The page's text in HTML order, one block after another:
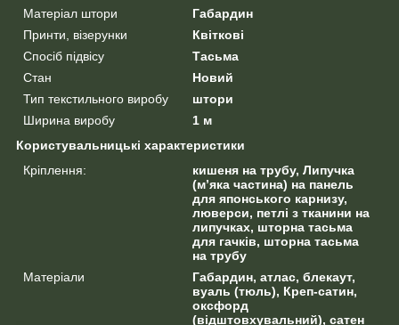
Матеріал штори
Габардин
Принти, візерунки
Квіткові
Спосіб підвісу
Тасьма
Стан
Новий
Тип текстильного виробу
штори
Ширина виробу
1 м
Користувальницькі характеристики
Кріплення:
кишеня на трубу, Липучка
(м’яка частина) на панель
для японського карнизу,
люверси, петлі з тканини на
липучках, шторна тасьма
для гачків, шторна тасьма
на трубу
Матеріали
Габардин, атлас, блекаут,
вуаль (тюль), Креп-сатин,
оксфорд
(відштовхувальний), сатен